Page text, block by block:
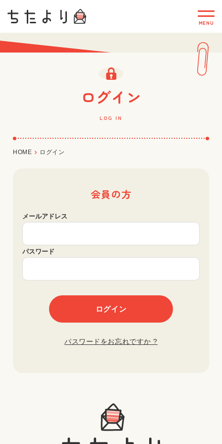
ログイン
LOG IN
HOME ログイン
会員の方
メールアドレス
パスワード
パスワードをお忘れですか ?